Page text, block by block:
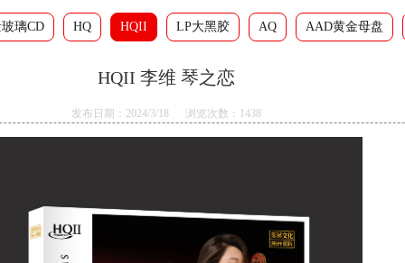
玻璃CD HQ HQII LP大黑胶 AQ AAD黄金母盘
HQII 李维 琴之恋
发布日期：2024/3/18 浏览次数：1438